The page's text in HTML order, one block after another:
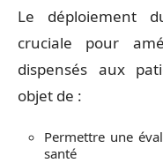
Le déploiement
cruciale pour
dispensés aux
objet de :
Permettre une
santé